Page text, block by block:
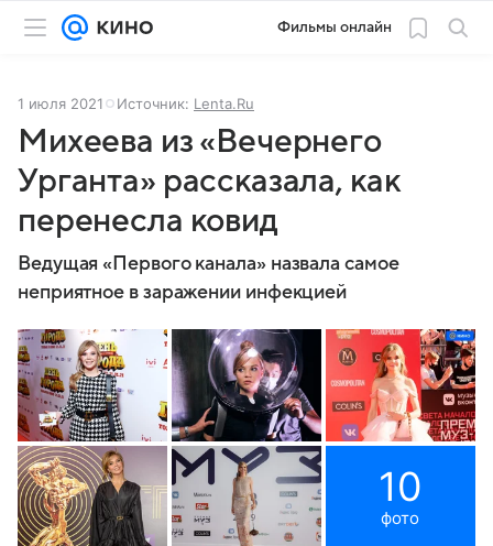
Фильмы онлайн
1 июля 2021 Источник: Lenta.Ru
Михеева из «Вечернего
Урганта» рассказала, как
перенесла ковид
Ведущая «Первого канала» назвала самое
неприятное в заражении инфекцией
10
фото